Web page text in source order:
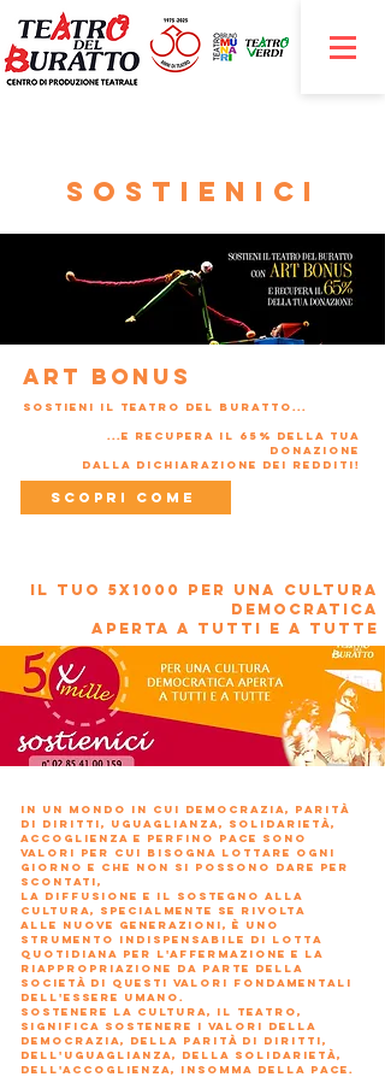
SOSTIENICI
Art bonus
sostieni il teatro del buratto...
...e recupera il 65% della tua
donazione
dalla dichiarazione dei redditi!
Scopri come
IL TUO 5x1000 PER UNA CULTURA
DEMOCRATICA
APERTA A TUTTI E A TUTTE
In un mondo in cui democrazia, parità
di diritti, uguaglianza, solidarietà,
accoglienza e perfino pace sono
valori per cui bisogna lottare ogni
giorno e che non si possono dare per
scontati,
la diffusione e il sostegno alla
cultura, specialmente se rivolta
alle nuove generazioni, è uno
strumento indispensabile di lotta
quotidiana per l'affermazione e la
riappropriazione da parte della
società di questi valori fondamentali
dell'essere umano.
Sostenere la cultura, il teatro,
significa sostenere i valori della
democrazia, della parità di diritti,
dell'uguaglianza, della solidarietà,
dell'accoglienza, insomma della Pace.